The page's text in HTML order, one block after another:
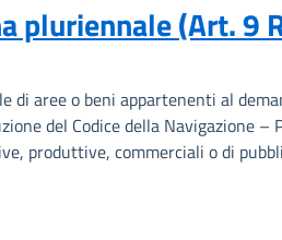
pluriennale (Art. 9
di aree o beni appartenenti al
del Codice della Navigazione –
produttive, commerciali o di